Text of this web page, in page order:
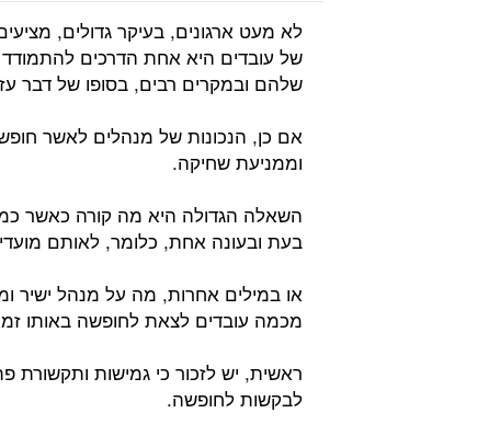
לא מעט ארגונים, בעיקר גדולים,
של עובדים היא אחת הדרכים להתמודד
שלהם ובמקרים רבים, בסופו של דבר
אם כן, הנכונות של מנהלים לאשר
וממניעת שחיקה.
השאלה הגדולה היא מה קורה כאשר
בעת ובעונה אחת, כלומר, לאותם
או במילים אחרות, מה על מנהל ישיר
מכמה עובדים לצאת לחופשה באותו
ראשית, יש לזכור כי גמישות
לבקשות לחופשה.